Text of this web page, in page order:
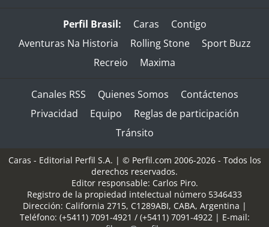
Perfil Brasil: Caras
Contigo
Aventuras Na Historia
Rolling Stone
Sport Buzz
Recreio
Maxima
Canales RSS Quienes Somos
Contáctenos
Privacidad
Equipo
Reglas de participación
Tránsito
Caras - Editorial Perfil S.A. | © Perfil.com 2006-2026 - Todos los
derechos reservados.
Editor responsable: Carlos Piro.
Registro de la propiedad intelectual número 5346433
Dirección: California 2715, C1289ABI, CABA, Argentina |
Teléfono: (+5411) 7091-4921 / (+5411) 7091-4922| E-mail: